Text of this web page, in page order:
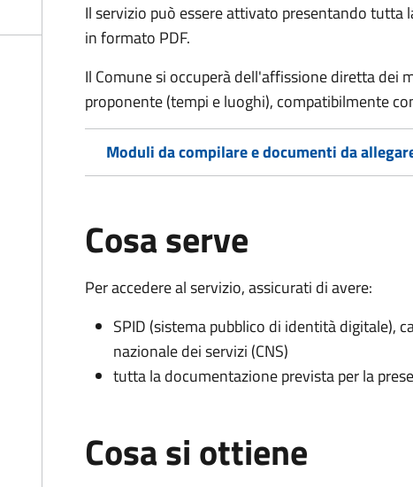
Il servizio può essere attivato presentando
in formato PDF.
Il Comune si occuperà dell'affissione diretta dei
proponente (tempi e luoghi), compatibilmente
Moduli da compilare e documenti da
Cosa serve
Per accedere al servizio, assicurati di avere:
SPID (sistema pubblico di identità digitale),
nazionale dei servizi (CNS)
tutta la documentazione prevista per la
Cosa si ottiene